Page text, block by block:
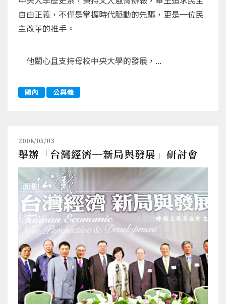
自由正義，不僅是掌握時代脈動的先驅，更是一位民
主改革的推手。
他關心且支持母校中央大學的發展，...
國內 公與義
2008/05/03
舉辦「台灣經濟─新局與發展」研討會